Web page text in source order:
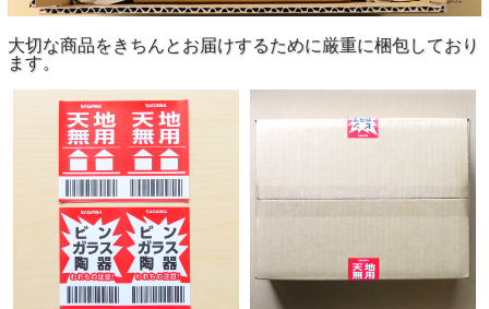
大切な商品をきちんとお届けするために厳重に梱包しており
ます。